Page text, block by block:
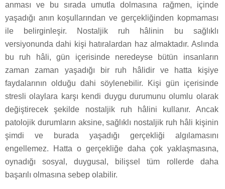
anması ve bu sırada umutla dolmasına rağmen, içinde
yaşadığı anın koşullarından ve gerçekliğinden kopmaması
ile belirginleşir. Nostaljik ruh hâlinin bu sağlıklı
versiyonunda dahi kişi hatıralardan haz almaktadır. Aslında
bu ruh hâli, gün içerisinde neredeyse bütün insanların
zaman zaman yaşadığı bir ruh hâlidir ve hatta kişiye
faydalarının olduğu dahi söylenebilir. Kişi gün içerisinde
stresli olaylara karşı kendi duygu durumunu olumlu olarak
değiştirecek şekilde nostaljik ruh hâlini kullanır. Ancak
patolojik durumların aksine, sağlıklı nostaljik ruh hâli kişinin
şimdi ve burada yaşadığı gerçekliği algılamasını
engellemez. Hatta o gerçekliğe daha çok yaklaşmasına,
oynadığı sosyal, duygusal, bilişsel tüm rollerde daha
başarılı olmasına sebep olabilir.